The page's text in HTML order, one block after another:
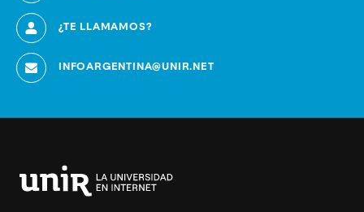
¿TE LLAMAMOS?
INFOARGENTINA@UNIR.NET